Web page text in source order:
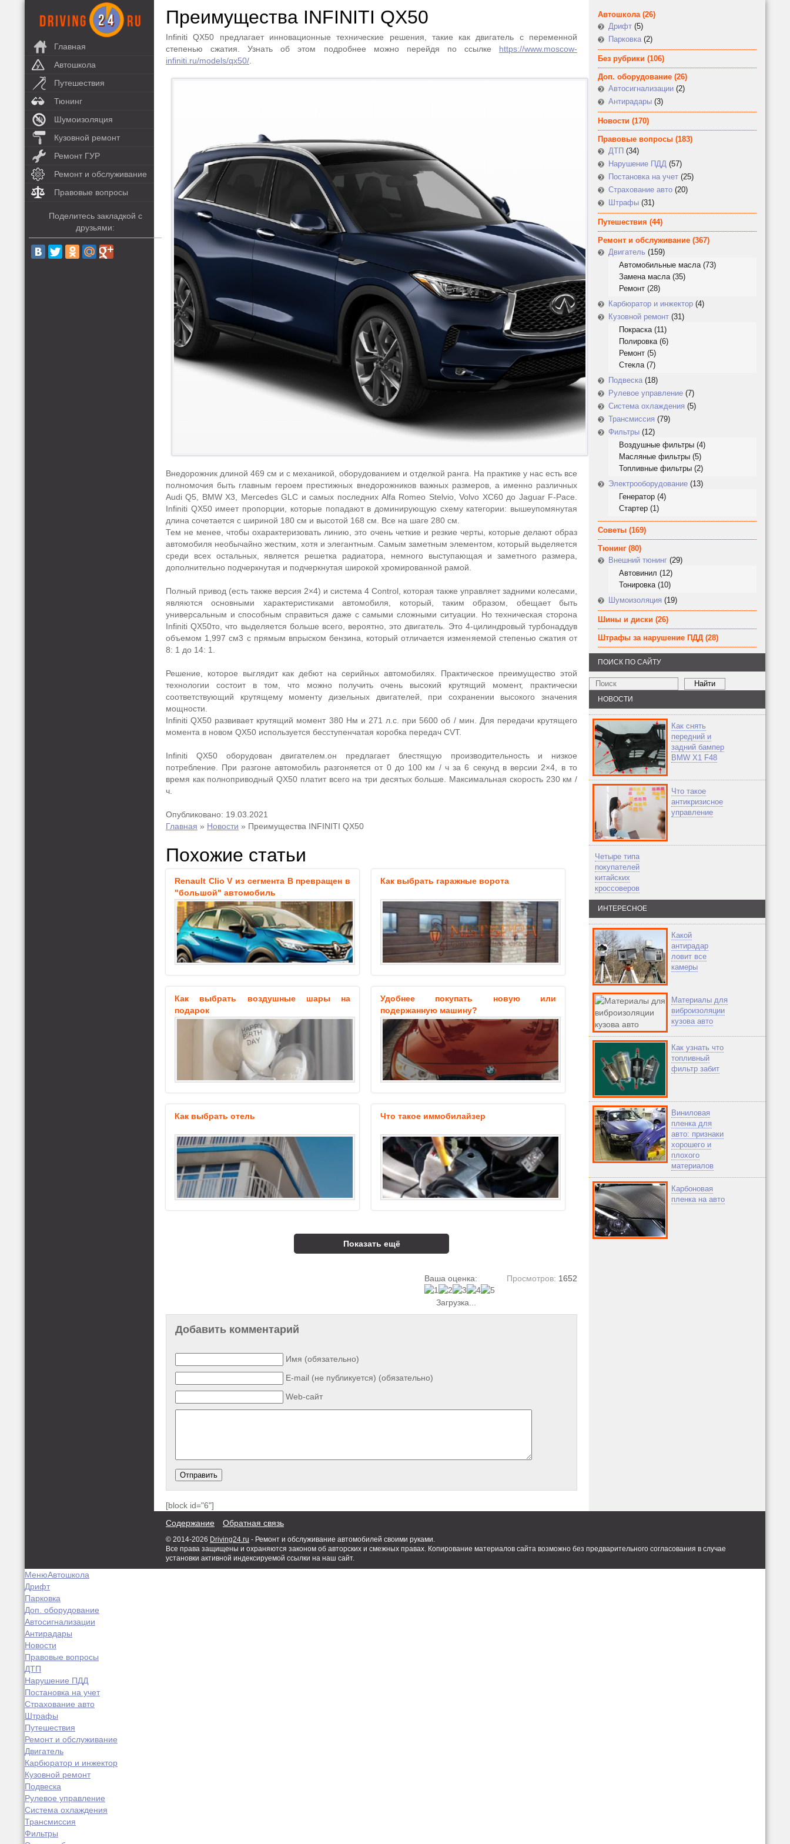
Главная
Автошкола
Путешествия
Тюнинг
Шумоизоляция
Кузовной ремонт
Ремонт ГУР
Ремонт и обслуживание
Правовые вопросы
Поделитесь закладкой с
друзьями:
Преимущества INFINITI QX50
Infiniti QX50 предлагает инновационные технические решения, такие как двигатель с переменной
степенью сжатия. Узнать об этом подробнее можно перейдя по ссылке https://www.moscow-
infiniti.ru/models/qx50/
Внедорожник длиной 469 см и с механикой, оборудованием и отделкой ранга. На практике у нас есть все
полномочия быть главным героем престижных внедорожников важных размеров, а именно различных
Audi Q5, BMW X3, Mercedes GLC и самых последних Alfa Romeo Stelvio, Volvo XC60 до Jaguar F-Pace.
Infiniti QX50 имеет пропорции, которые попадают в доминирующую схему категории: вышеупомянутая
длина сочетается с шириной 180 см и высотой 168 см. Все на шаге 280 см.
Тем не менее, чтобы охарактеризовать линию, это очень четкие и резкие черты, которые делают образ
автомобиля необычайно жестким, хотя и элегантным. Самым заметным элементом, который выделяется
среди всех остальных, является решетка радиатора, немного выступающая и заметного размера,
дополнительно подчеркнутая и подчеркнутая широкой хромированной рамой.
Полный привод (есть также версия 2×4) и система 4 Control, которая также управляет задними колесами,
являются основными характеристиками автомобиля, который, таким образом, обещает быть
универсальным и способным справиться даже с самыми сложными ситуации. Но техническая сторона
Infiniti QX50то, что выделяется больше всего, вероятно, это двигатель. Это 4-цилиндровый турбонаддув
объемом 1,997 см3 с прямым впрыском бензина, который отличается изменяемой степенью сжатия от
8: 1 до 14: 1.
Решение, которое выглядит как дебют на серийных автомобилях. Практическое преимущество этой
технологии состоит в том, что можно получить очень высокий крутящий момент, практически
соответствующий крутящему моменту дизельных двигателей, при сохранении высокого значения
мощности.
Infiniti QX50 развивает крутящий момент 380 Нм и 271 л.с. при 5600 об / мин. Для передачи крутящего
момента в новом QX50 используется бесступенчатая коробка передач CVT.
Infiniti QX50 оборудован двигателем.он предлагает блестящую производительность и низкое
потребление. При разгоне автомобиль разгоняется от 0 до 100 км / ч за 6 секунд в версии 2×4, в то
время как полноприводный QX50 платит всего на три десятых больше. Максимальная скорость 230 км /
ч.
Опубликовано: 19.03.2021
Главная » Новости » Преимущества INFINITI QX50
Похожие статьи
Renault Clio V из сегмента B превращен в
"большой" автомобиль
Как выбрать гаражные ворота
Как выбрать воздушные шары на
подарок
Удобнее покупать новую или
подержанную машину?
Как выбрать отель Что такое иммобилайзер
Показать ещё
Просмотров: 1652
Ваша оценка:
Загрузка...
Добавить комментарий
Имя (обязательно)
E-mail (не публикуется) (обязательно)
Web-сайт
[block id="6"]
Автошкола(26)
Дрифт (5)
Парковка (2)
Без рубрики (106)
Доп. оборудование (26)
Автосигнализации (2)
Антирадары (3)
Новости (170)
Правовые вопросы (183)
ДТП (34)
Нарушение ПДД (57)
Постановка на учет (25)
Страхование авто (20)
Штрафы (31)
Путешествия (44)
Ремонт и обслуживание (367)
Двигатель (159)
Автомобильные масла(73)
Замена масла(35)
Ремонт (28)
Карбюратор и инжектор (4)
Кузовной ремонт (31)
Покраска(11)
Полировка(6)
Ремонт (5)
Стекла(7)
Подвеска (18)
Рулевое управление (7)
Система охлаждения (5)
Трансмиссия (79)
Фильтры (12)
Воздушные фильтры (4)
Масляные фильтры (5)
Топливные фильтры (2)
Электрооборудование (13)
Генератор (4)
Стартер (1)
Советы (169)
Тюнинг (80)
Внешний тюнинг (29)
Автовинил (12)
Тонировка(10)
Шумоизоляция (19)
Шины и диски (26)
Штрафы за нарушение ПДД (28)
ПОИСК ПО САЙТУ
НОВОСТИ
Как снять
передний и
задний бампер
BMW X1 F48
Что такое
антикризисное
управление
Четыре типа
покупателей
китайских
кроссоверов
ИНТЕРЕСНОЕ
Какой
антирадар
ловит все
камеры
Материалы для
виброизоляции
кузова авто
Как узнать что
топливный
фильтр забит
Виниловая
пленка для
авто: признаки
хорошего и
плохого
материалов
Карбоновая
пленка на авто
Содержание Обратная связь
© 2014-2026 Driving24.ru - Ремонт и обслуживание автомобилей своими руками.
Все права защищены и охраняются законом об авторских и смежных правах. Копирование материалов сайта возможно без предварительного согласования в случае
установки активной индексируемой ссылки на наш сайт.
МенюАвтошкола
Дрифт
Парковка
Доп. оборудование
Автосигнализации
Антирадары
Новости
Правовые вопросы
ДТП
Нарушение ПДД
Постановка на учет
Страхование авто
Штрафы
Путешествия
Ремонт и обслуживание
Двигатель
Карбюратор и инжектор
Кузовной ремонт
Подвеска
Рулевое управление
Система охлаждения
Трансмиссия
Фильтры